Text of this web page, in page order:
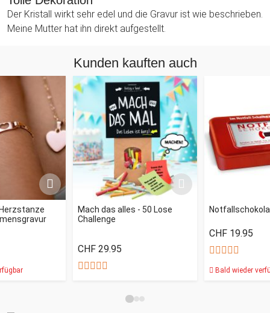
Der Kristall wirkt sehr edel und die Gravur ist wie beschrieben.
Meine Mutter hat ihn direkt aufgestellt.
Kunden kauften auch
Mach das alles - 50 Lose
Challenge
CHF 29.95
CHF 19.95
Bald wieder